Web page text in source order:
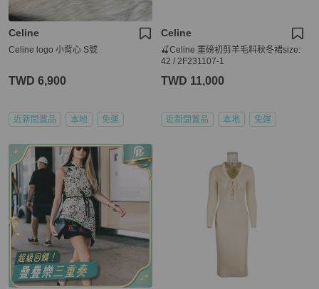
Celine
Celine logo 小背心 S號
TWD 6,900
近新閒置品 本地 免運
Celine
🍒Celine 重磅初剪羊毛料秋冬裙size:
42 / 2F231107-1
TWD 11,000
近新閒置品 本地 免運